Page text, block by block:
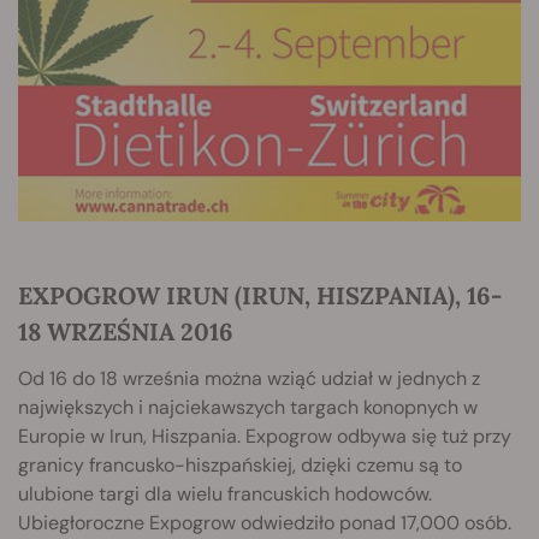
EXPOGROW IRUN (IRUN, HISZPANIA), 16-
18 WRZEŚNIA 2016
Od 16 do 18 września można wziąć udział w jednych z
największych i najciekawszych targach konopnych w
Europie w Irun, Hiszpania. Expogrow odbywa się tuż przy
granicy francusko-hiszpańskiej, dzięki czemu są to
ulubione targi dla wielu francuskich hodowców.
Ubiegłoroczne Expogrow odwiedziło ponad 17,000 osób.